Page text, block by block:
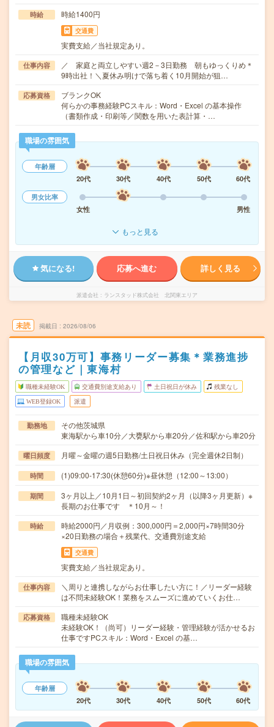
時給 時給1400円
交通費
実費支給／当社規定あり。
仕事内容
／ 家庭と両立しやすい週2－3日勤務 朝もゆっくりめ＊
9時出社！＼夏休み明けで落ち着く10月開始が狙…
応募資格
ブランクOK
何らかの事務経験PCスキル：Word・Excel の基本操作
（書類作成・印刷等／関数を用いた表計算・…
職場の雰囲気
年齢層
20代
30代 40代 50代
60代
男女比率
女性
男性
もっと見る
気になる! 応募へ進む 詳しく見る
派遣会社 ランスタッド株式会社 北関東エリア
未読 掲載日 2026/08/06
【月収30万可】事務リーダー募集＊業務進捗
の管理など｜東海村
職種未経験OK 交通費別途支給あり 土日祝日が休み 残業なし
WEB登録OK 派遣
勤務地
その他茨城県
東海駅から車10分／大甕駅から車20分／佐和駅から車20分
曜日頻度 月曜～金曜の週5日勤務/土日祝日休み（完全週休2日制）
時間 (1)09:00-17:30(休憩60分)※昼休憩（12:00～13:00）
期間
3ヶ月以上／10月1日～初回契約2ヶ月（以降3ヶ月更新）※
長期のお仕事です ＊10月～！
時給
時給2000円／月収例：300,000円＝2,000円×7時間30分
×20日勤務の場合＋残業代、交通費別途支給
交通費
実費支給／当社規定あり。
仕事内容
＼周りと連携しながらお仕事したい方に！／リーダー経験
は不問未経験OK！業務をスムーズに進めていくお仕…
応募資格
職種未経験OK
未経験OK！（尚可）リーダー経験・管理経験が活かせるお
仕事ですPCスキル：Word・Excel の基…
職場の雰囲気
年齢層
20代
30代 40代 50代 60代